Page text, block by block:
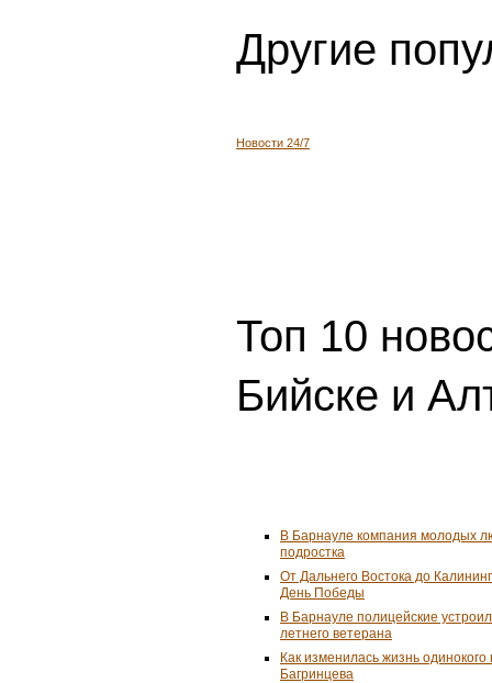
Другие
Новости 24/7
Топ 10
Бийске и
В Барнауле компания молодых
подростка
От Дальнего Востока до
День Победы
В Барнауле полицейские
летнего ветерана
Как изменилась жизнь
Багринцева